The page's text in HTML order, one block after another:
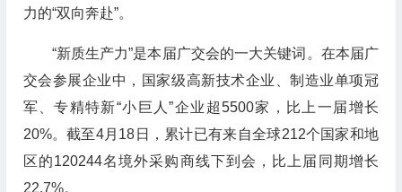
力的“双向奔赴”。
“新质生产力”是本届广交会的一大关键词。在本届广
交会参展企业中，国家级高新技术企业、制造业单项冠
军、专精特新“小巨人”企业超5500家，比上一届增长
20%。截至4月18日，累计已有来自全球212个国家和地
区的120244名境外采购商线下到会，比上届同期增长
22.7%。